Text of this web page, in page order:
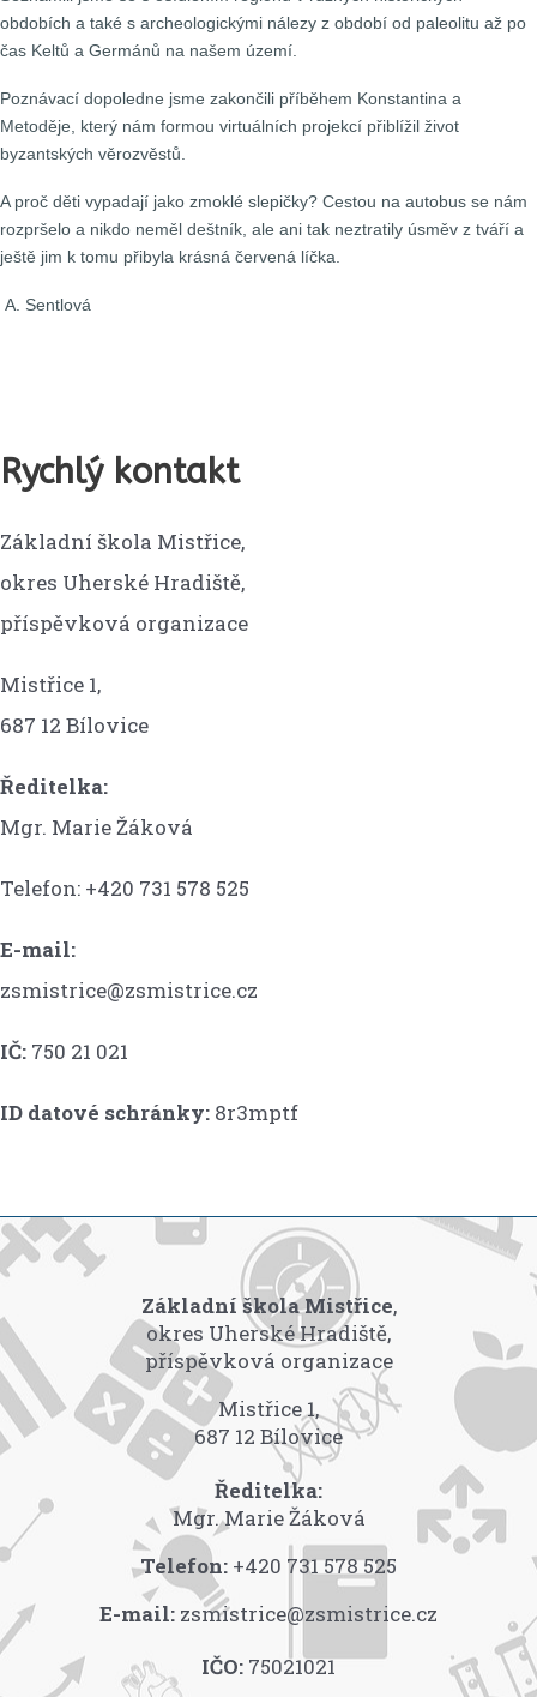
obdobích a také s archeologickými nálezy z období od paleolitu až po
čas Keltů a Germánů na našem území.
Poznávací dopoledne jsme zakončili příběhem Konstantina a
Metoděje, který nám formou virtuálních projekcí přiblížil život
byzantských věrozvěstů.
A proč děti vypadají jako zmoklé slepičky? Cestou na autobus se nám
rozpršelo a nikdo neměl deštník, ale ani tak neztratily úsměv z tváří a
ještě jim k tomu přibyla krásná červená líčka.
A. Sentlová
Rychlý kontakt
Základní škola Mistřice,
okres Uherské Hradiště,
příspěvková organizace
Mistřice 1,
687 12 Bílovice
Ředitelka:
Mgr. Marie Žáková
Telefon: +420 731 578 525
E-mail:
zsmistrice@zsmistrice.cz
IČ: 750 21 021
ID datové schránky: 8r3mptf
Základní škola Mistřice,
okres Uherské Hradiště,
příspěvková organizace
Mistřice 1,
687 12 Bílovice
Ředitelka:
Mgr. Marie Žáková
Telefon: +420 731 578 525
E-mail: zsmistrice@zsmistrice.cz
IČO: 75021021